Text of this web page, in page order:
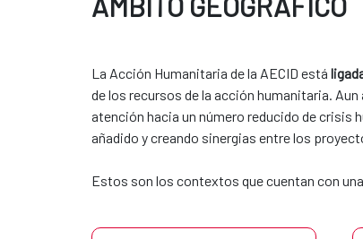
La Acción Humanitaria de la AECID está
de los recursos de la acción humanitaria.
atención hacia un número reducido de crisis
añadido y creando sinergias entre los
​​Estos son los contextos que cuentan con